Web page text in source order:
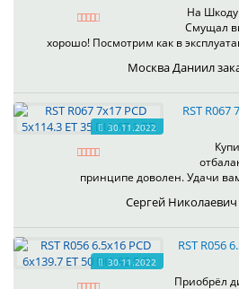
На Шкоду
Смущал
хорошо! Посмотрим как в
Москва Даниил
30.11.2022
RST R067
принципе доволен. Удачи
Сергей
30.11.2022
RST R056
Приобрёл